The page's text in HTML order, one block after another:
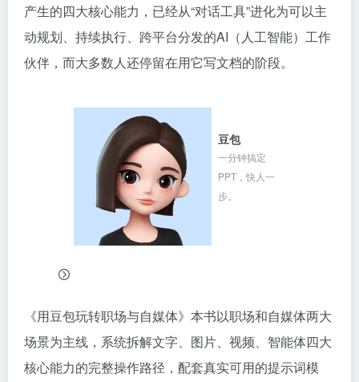
产生的四大核心能力，已经从“对话工具”进化为可以主
动规划、持续执行、跨平台分发的AI（人工智能）工作
伙伴，而大多数人还停留在用它写文档的阶段。
豆包
一分钟搞定
PPT，快人一
步。
《用豆包玩转职场与自媒体》本书以职场和自媒体两大
场景为主线，系统拆解文字、图片、视频、智能体四大
核心能力的完整操作路径，配套真实可用的提示词模